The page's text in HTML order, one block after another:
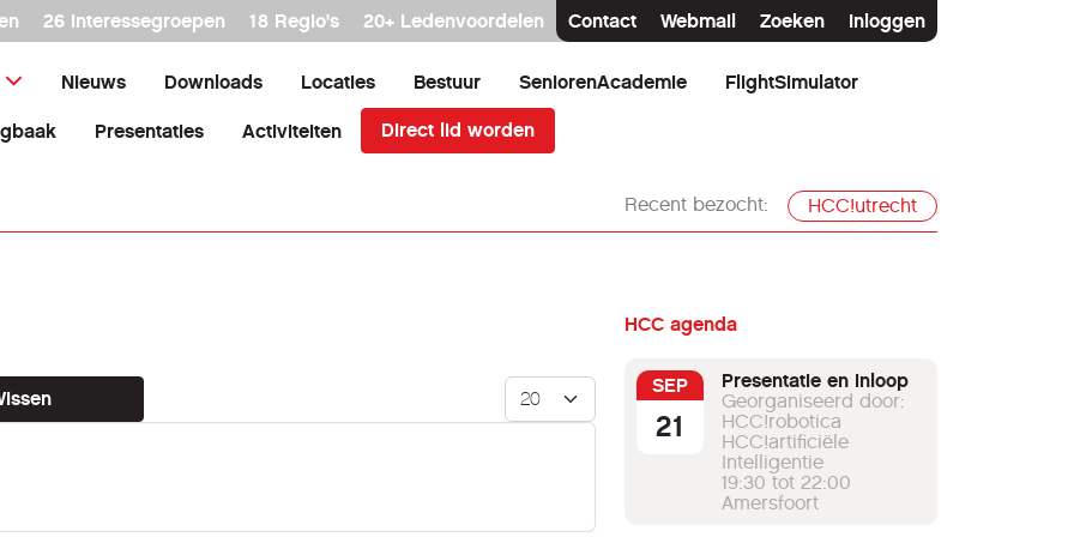
26 interessegroepen 18 Regio's 20+ Ledenvoordelen Contact Webmail Zoeken Inloggen
Nieuws Downloads Locaties Bestuur SeniorenAcademie FlightSimulator
Presentaties Activiteiten Direct lid worden
Recent bezocht: HCC!utrecht
Toon #
HCC agenda
SEP
21
Presentatie en inloop
Georganiseerd door:
HCC!robotica
HCC!artificiële
Intelligentie
19:30 tot 22:00
Amersfoort